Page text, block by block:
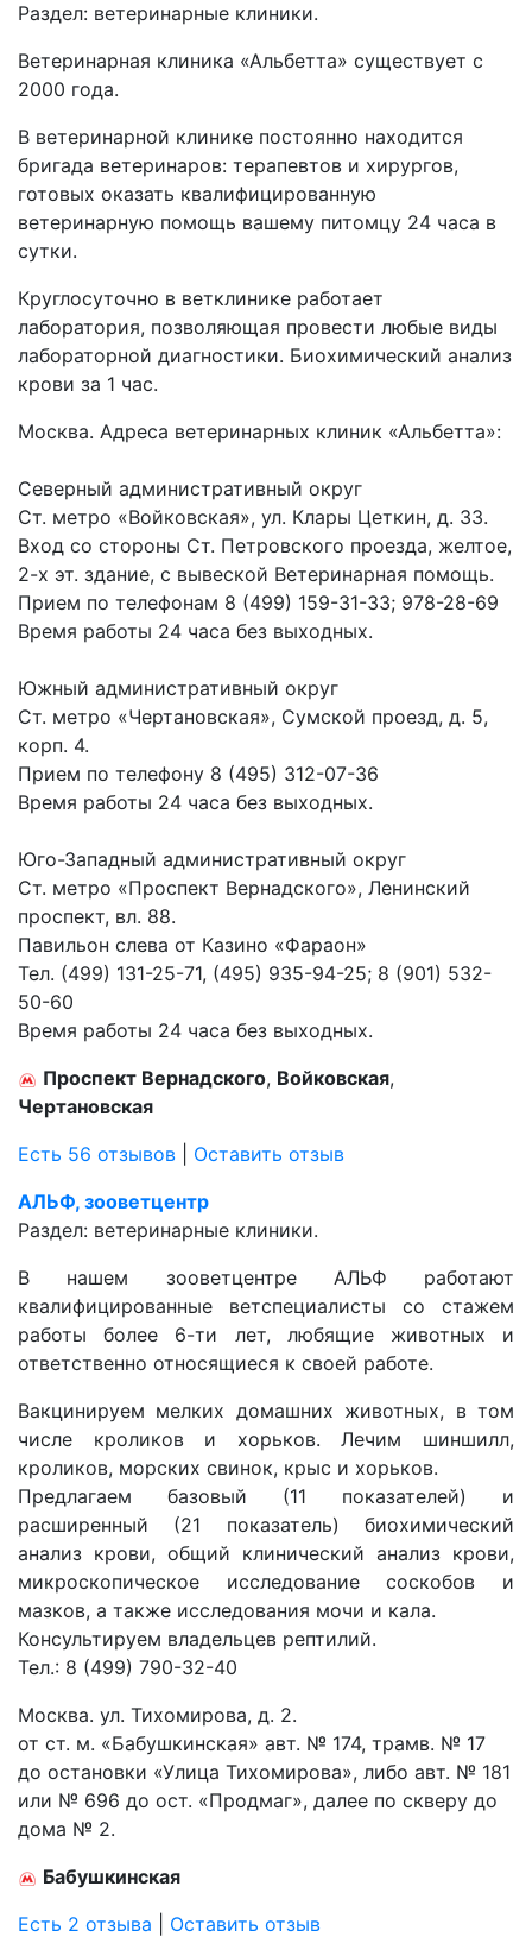
Раздел: ветеринарные клиники.
Ветеринарная клиника «Альбетта» существует с
2000 года.
В ветеринарной клинике постоянно находится
бригада ветеринаров: терапевтов и хирургов,
готовых оказать квалифицированную
ветеринарную помощь вашему питомцу 24 часа в
сутки.
Круглосуточно в ветклинике работает
лаборатория, позволяющая провести любые виды
лабораторной диагностики. Биохимический анализ
крови за 1 час.
Москва. Адреса ветеринарных клиник «Альбетта»:
Северный административный округ
Ст. метро «Войковская», ул. Клары Цеткин, д. 33.
Вход со стороны Ст. Петровского проезда, желтое,
2-х эт. здание, с вывеской Ветеринарная помощь.
Прием по телефонам 8 (499) 159-31-33; 978-28-69
Время работы 24 часа без выходных.
Южный административный округ
Ст. метро «Чертановская», Сумской проезд, д. 5,
корп. 4.
Прием по телефону 8 (495) 312-07-36
Время работы 24 часа без выходных.
Юго-Западный административный округ
Ст. метро «Проспект Вернадского», Ленинский
проспект, вл. 88.
Павильон слева от Казино «Фараон»
Тел. (499) 131-25-71, (495) 935-94-25; 8 (901) 532-
50-60
Время работы 24 часа без выходных.
Проспект Вернадского, Войковская,
Чертановская
Есть 56 отзывов
Оставить отзыв
АЛЬФ, зооветцентр
Раздел: ветеринарные клиники.
В нашем зооветцентре АЛЬФ работают
квалифицированные ветспециалисты со стажем
работы более 6-ти лет, любящие животных и
ответственно относящиеся к своей работе.
Вакцинируем мелких домашних животных, в том
числе кроликов и хорьков. Лечим шиншилл,
кроликов, морских свинок, крыс и хорьков.
Предлагаем базовый (11 показателей) и
расширенный (21 показатель) биохимический
анализ крови, общий клинический анализ крови,
микроскопическое исследование соскобов и
мазков, а также исследования мочи и кала.
Консультируем владельцев рептилий.
Тел.: 8 (499) 790-32-40
Москва. ул. Тихомирова, д. 2.
от ст. м. «Бабушкинская» авт. № 174, трамв. № 17
до остановки «Улица Тихомирова», либо авт. № 181
или № 696 до ост. «Продмаг», далее по скверу до
дома № 2.
Бабушкинская
Есть 2 отзыва
Оставить отзыв